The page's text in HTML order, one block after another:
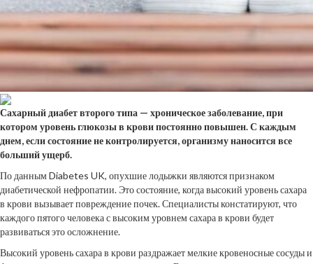
Сахарный диабет второго типа — хроническое заболевание, при
котором уровень глюкозы в крови постоянно повышен. С каждым
днем, если состояние не контролируется,организму наносится все
больший ущерб.
По данным Diabetes UK, опухшие лодыжки являются признаком
диабетической нефропатии. Это состояние, когда высокий уровень сахара
в крови вызывает повреждение почек. Специалисты констатируют, что
каждого пятого человека с высоким уровнем сахара в крови будет
развиваться это осложнение.
Высокий уровень сахара в крови раздражает мелкие кровеносные сосуды и